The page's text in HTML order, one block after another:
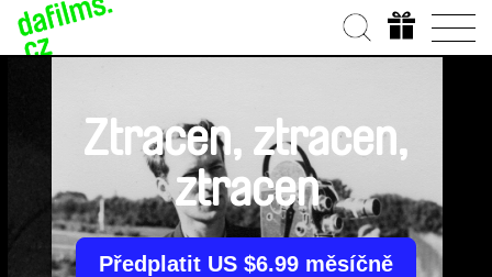
Ztracen, ztracen,
ztracen
Předplatit US $6.99 měsíčně